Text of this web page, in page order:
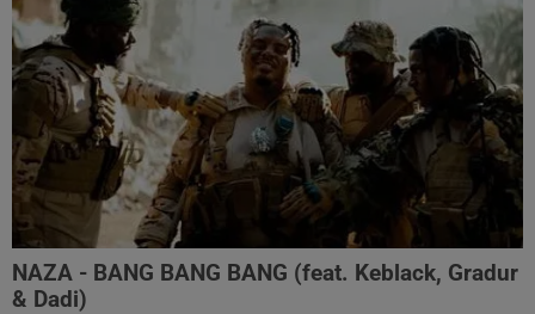
NAZA - BANG BANG BANG (feat. Keblack, Gradur
& Dadi)